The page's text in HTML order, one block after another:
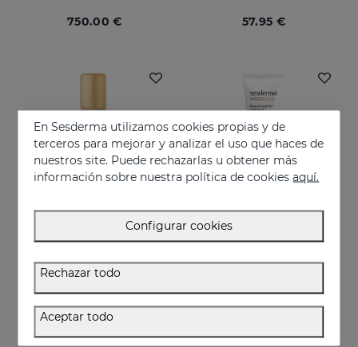
750.00 € 57.95 €
VITISES KT
Acelerador de la pigmentación cutánea
75.95 €
Gel liposomado para pieles hipopigmentadas
En Sesderma utilizamos cookies propias y de
terceros para mejorar y analizar el uso que haces de
nuestros site. Puede rechazarlas u obtener más
información sobre nuestra política de cookiesaquí.
Configurar cookies
Rechazar todo
Aceptar todo